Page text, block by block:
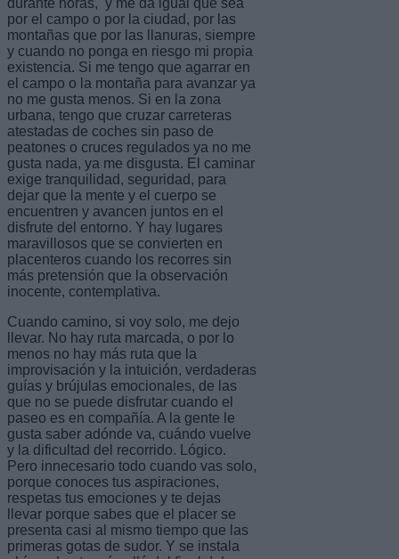
por el campo o por la ciudad, por las
montañas que por las llanuras, siempre
y cuando no ponga en riesgo mi propia
existencia. Si me tengo que agarrar en
el campo o la montaña para avanzar ya
no me gusta menos. Si en la zona
urbana, tengo que cruzar carreteras
atestadas de coches sin paso de
peatones o cruces regulados ya no me
gusta nada, ya me disgusta. El caminar
exige tranquilidad, seguridad, para
dejar que la mente y el cuerpo se
encuentren y avancen juntos en el
disfrute del entorno. Y hay lugares
maravillosos que se convierten en
placenteros cuando los recorres sin
más pretensión que la observación
inocente, contemplativa.
Cuando camino, si voy solo, me dejo
llevar. No hay ruta marcada, o por lo
menos no hay más ruta que la
improvisación y la intuición, verdaderas
guías y brújulas emocionales, de las
que no se puede disfrutar cuando el
paseo es en compañía. A la gente le
gusta saber adónde va, cuándo vuelve
y la dificultad del recorrido. Lógico.
Pero innecesario todo cuando vas solo,
porque conoces tus aspiraciones,
respetas tus emociones y te dejas
llevar porque sabes que el placer se
presenta casi al mismo tiempo que las
primeras gotas de sudor. Y se instala